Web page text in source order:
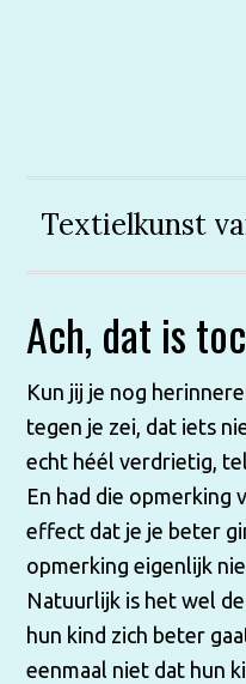
Textielkunst
Ach, dat is
Kun jij je nog
tegen je zei, dat iets
echt héél verdrietig,
En had die opmerking
effect dat je je beter
opmerking eigenlijk
Natuurlijk is het wel
hun kind zich beter
eenmaal niet dat hun